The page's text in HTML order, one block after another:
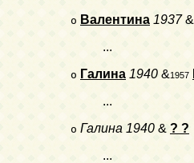
o Валентина 1937&
...
o Галина 1940 &1957
...
o Галина 1940 & ? ?
...